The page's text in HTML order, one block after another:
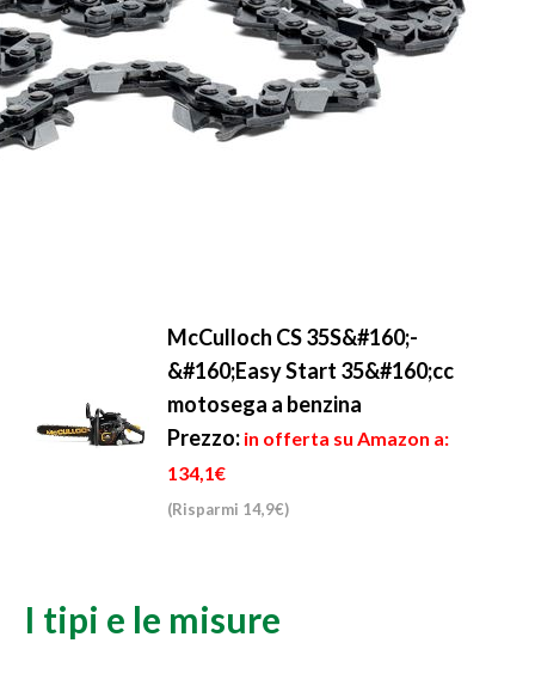
McCulloch CS 35S&#160;-
&#160;Easy Start 35&#160;cc
motosega a benzina
Prezzo: in offerta su Amazon a:
134,1€
(Risparmi 14,9€)
I tipi e le misure